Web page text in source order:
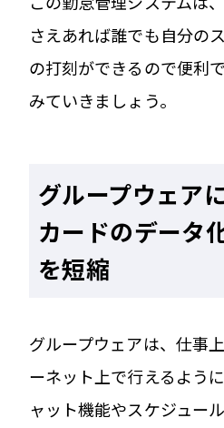
さえあれば誰でも自分の
の打刻ができるので便利
みていきましょう。
グループウェア
カードのデータ
を短縮
グループウェアは、仕事
ーネット上で行えるよう
ャット機能やスケジュー